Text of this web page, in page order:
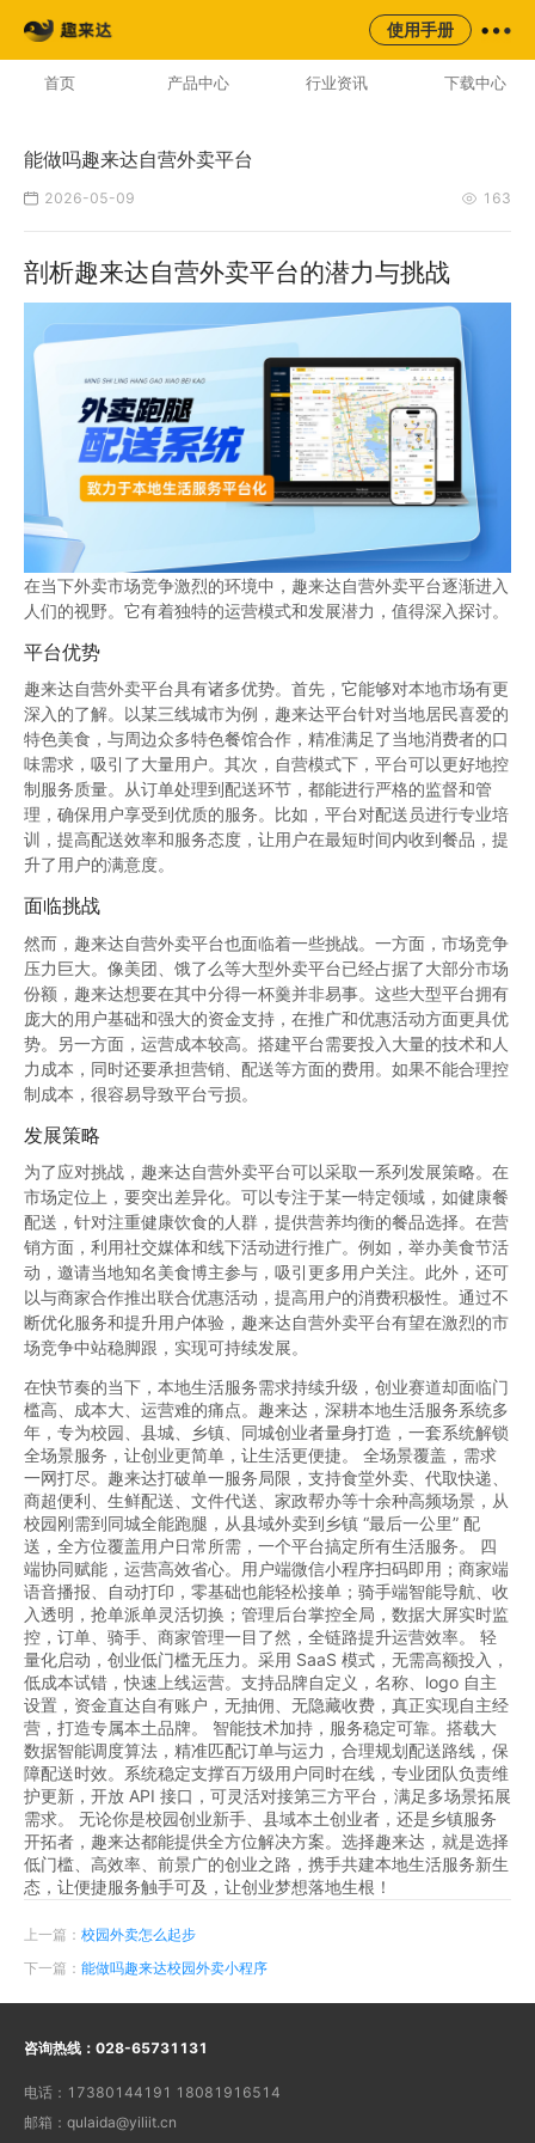
使用手册
首页 产品中心 行业资讯 下载中心
AI云配服务生态平台
能做吗趣来达自营外卖平台
2026-05-09 163
剖析趣来达自营外卖平台的潜力与挑战
在当下外卖市场竞争激烈的环境中，趣来达自营外卖平台逐渐进入
人们的视野。它有着独特的运营模式和发展潜力，值得深入探讨。
平台优势
趣来达自营外卖平台具有诸多优势。首先，它能够对本地市场有更
深入的了解。以某三线城市为例，趣来达平台针对当地居民喜爱的
特色美食，与周边众多特色餐馆合作，精准满足了当地消费者的口
味需求，吸引了大量用户。其次，自营模式下，平台可以更好地控
制服务质量。从订单处理到配送环节，都能进行严格的监督和管
理，确保用户享受到优质的服务。比如，平台对配送员进行专业培
训，提高配送效率和服务态度，让用户在最短时间内收到餐品，提
升了用户的满意度。
面临挑战
然而，趣来达自营外卖平台也面临着一些挑战。一方面，市场竞争
压力巨大。像美团、饿了么等大型外卖平台已经占据了大部分市场
份额，趣来达想要在其中分得一杯羹并非易事。这些大型平台拥有
庞大的用户基础和强大的资金支持，在推广和优惠活动方面更具优
势。另一方面，运营成本较高。搭建平台需要投入大量的技术和人
力成本，同时还要承担营销、配送等方面的费用。如果不能合理控
制成本，很容易导致平台亏损。
发展策略
为了应对挑战，趣来达自营外卖平台可以采取一系列发展策略。在
市场定位上，要突出差异化。可以专注于某一特定领域，如健康餐
配送，针对注重健康饮食的人群，提供营养均衡的餐品选择。在营
销方面，利用社交媒体和线下活动进行推广。例如，举办美食节活
动，邀请当地知名美食博主参与，吸引更多用户关注。此外，还可
以与商家合作推出联合优惠活动，提高用户的消费积极性。通过不
断优化服务和提升用户体验，趣来达自营外卖平台有望在激烈的市
场竞争中站稳脚跟，实现可持续发展。
在快节奏的当下，本地生活服务需求持续升级，创业赛道却面临门
槛高、成本大、运营难的痛点。趣来达，深耕本地生活服务系统多
年，专为校园、县城、乡镇、同城创业者量身打造，一套系统解锁
全场景服务，让创业更简单，让生活更便捷。 全场景覆盖，需求
一网打尽。趣来达打破单一服务局限，支持食堂外卖、代取快递、
商超便利、生鲜配送、文件代送、家政帮办等十余种高频场景，从
校园刚需到同城全能跑腿，从县域外卖到乡镇 “最后一公里” 配
送，全方位覆盖用户日常所需，一个平台搞定所有生活服务。 四
端协同赋能，运营高效省心。用户端微信小程序扫码即用；商家端
语音播报、自动打印，零基础也能轻松接单；骑手端智能导航、收
入透明，抢单派单灵活切换；管理后台掌控全局，数据大屏实时监
控，订单、骑手、商家管理一目了然，全链路提升运营效率。 轻
量化启动，创业低门槛无压力。采用 SaaS 模式，无需高额投入，
低成本试错，快速上线运营。支持品牌自定义，名称、logo 自主
设置，资金直达自有账户，无抽佣、无隐藏收费，真正实现自主经
营，打造专属本土品牌。 智能技术加持，服务稳定可靠。搭载大
数据智能调度算法，精准匹配订单与运力，合理规划配送路线，保
障配送时效。系统稳定支撑百万级用户同时在线，专业团队负责维
护更新，开放 API 接口，可灵活对接第三方平台，满足多场景拓展
需求。 无论你是校园创业新手、县域本土创业者，还是乡镇服务
开拓者，趣来达都能提供全方位解决方案。选择趣来达，就是选择
低门槛、高效率、前景广的创业之路，携手共建本地生活服务新生
态，让便捷服务触手可及，让创业梦想落地生根！
上一篇： 校园外卖怎么起步
下一篇： 能做吗趣来达校园外卖小程序
咨询热线： 028-65731131
电话： 17380144191 18081916514
邮箱： qulaida@yiliit.cn